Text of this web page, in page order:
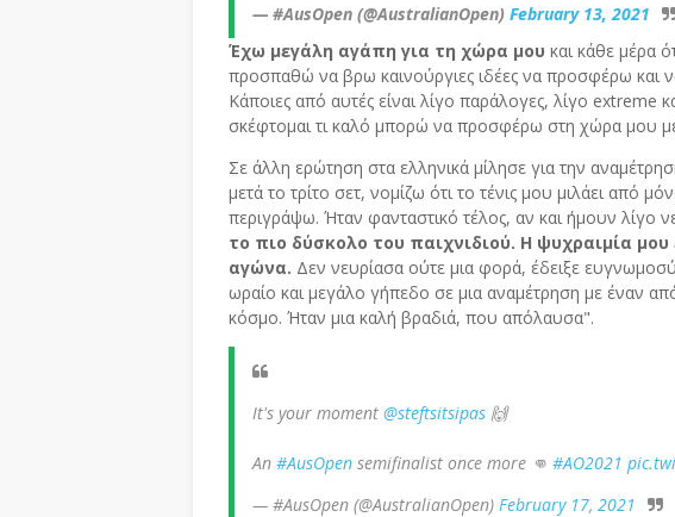
— #AusOpen (@AustralianOpen) February 13, 2021
Έχω μεγάλη αγάπη για τη χώρα μου και κάθε μέρα
προσπαθώ να βρω καινούργιες ιδέες να προσφέρω και
Κάποιες από αυτές είναι λίγο παράλογες, λίγο extreme
σκέφτομαι τι καλό μπορώ να προσφέρω στη χώρα μου
Σε άλλη ερώτηση στα ελληνικά μίλησε για την
μετά το τρίτο σετ, νομίζω ότι το τένις μου μιλάει από
περιγράψω. Ήταν φανταστικό τέλος, αν και ήμουν λίγο
το πιο δύσκολο του παιχνιδιού. Η ψυχραιμία
αγώνα. Δεν νευρίασα ούτε μια φορά, έδειξε
ωραίο και μεγάλο γήπεδο σε μια αναμέτρηση με έναν
κόσμο. Ήταν μια καλή βραδιά, που απόλαυσα".
It's your moment @steftsitsipas 🙌
An #AusOpen semifinalist once more 👊 #AO2021
— #AusOpen (@AustralianOpen) February 17, 2021